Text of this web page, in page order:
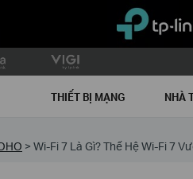
THIẾT BỊ MẠNG NHÀ
> Wi-Fi 7 Là Gì? Thế Hệ Wi-Fi 7